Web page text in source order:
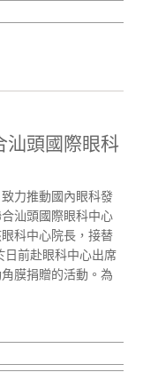
汕頭國際眼科
力推動國內眼科發
汕頭國際眼科中心
科中心院長，接替
日前赴眼科中心出席
膜捐贈的活動。為